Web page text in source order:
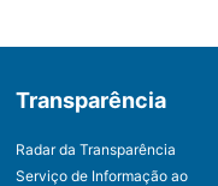
Transparência
Radar da Transparência
Serviço de Informação ao